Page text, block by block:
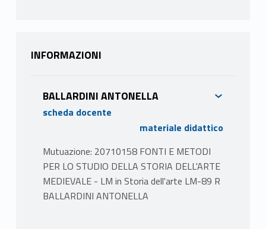
INFORMAZIONI
BALLARDINI ANTONELLA
scheda docente
materiale didattico
Mutuazione: 20710158 FONTI E METODI
PER LO STUDIO DELLA STORIA DELL'ARTE
MEDIEVALE - LM in Storia dell'arte LM-89 R
BALLARDINI ANTONELLA